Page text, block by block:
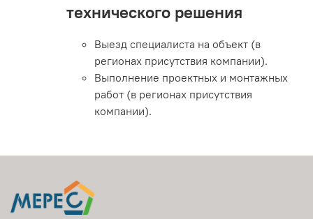
технического решения
Выезд специалиста на объект (в
регионах присутствия компании).
Выполнение проектных и монтажных
работ (в регионах присутствия
компании).